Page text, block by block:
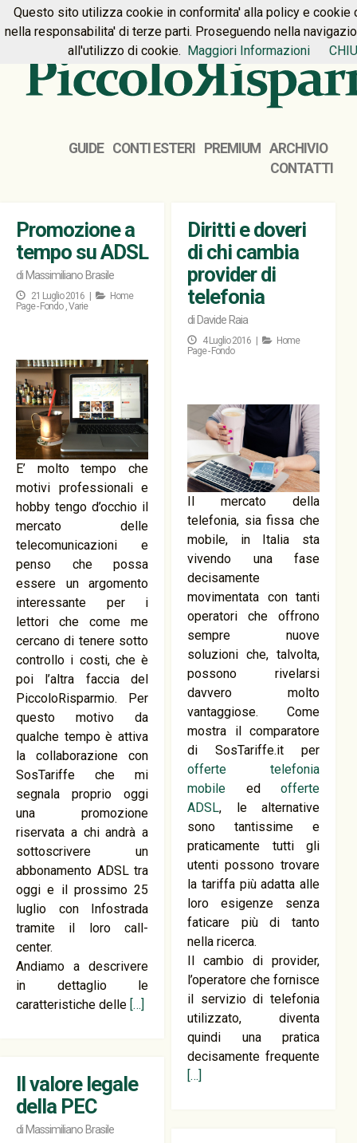
HOME PREMIUM CONTATTI
GUIDE CONTI ESTERI PREMIUM
ARCHIVIO
CONTATTI
Promozione a
tempo su ADSL
di Massimiliano Brasile
21 Luglio 2016 |
Home
Page - Fondo ,Varie
E’ molto tempo che
motivi professionali e
hobby tengo d’occhio il
mercato delle
telecomunicazioni e
penso che possa
essere un argomento
interessante per i
lettori che come me
cercano di tenere sotto
controllo i costi, che è
poi l’altra faccia del
PiccoloRisparmio. Per
questo motivo da
qualche tempo è attiva
la collaborazione con
SosTariffe che mi
segnala proprio oggi
una promozione
riservata a chi andrà a
sottoscrivere un
abbonamento ADSL tra
oggi e il prossimo 25
luglio con Infostrada
tramite il loro call-
center.
Andiamo a descrivere
in dettaglio le
caratteristiche delle […]
Diritti e doveri
di chi cambia
provider di
telefonia
di Davide Raia
4 Luglio 2016 |
Home
Page - Fondo
Il mercato della
telefonia, sia fissa che
mobile, in Italia sta
vivendo una fase
decisamente
movimentata con tanti
operatori che offrono
sempre nuove
soluzioni che, talvolta,
possono rivelarsi
davvero molto
vantaggiose. Come
mostra il comparatore
di SosTariffe.it per
offerte telefonia
mobile edofferte
ADSL, le alternative
sono tantissime e
praticamente tutti gli
utenti possono trovare
la tariffa più adatta alle
loro esigenze senza
faticare più di tanto
nella ricerca.
Il cambio di provider,
l’operatore che fornisce
il servizio di telefonia
utilizzato, diventa
quindi una pratica
decisamente frequente
[…]
Il valore legale
della PEC
di Massimiliano Brasile
Questo sito utilizza cookie in conformita' alla policy e cookie
nella responsabilita' di terze parti. Proseguendo nella
all'utilizzo di cookie. Maggiori Informazioni